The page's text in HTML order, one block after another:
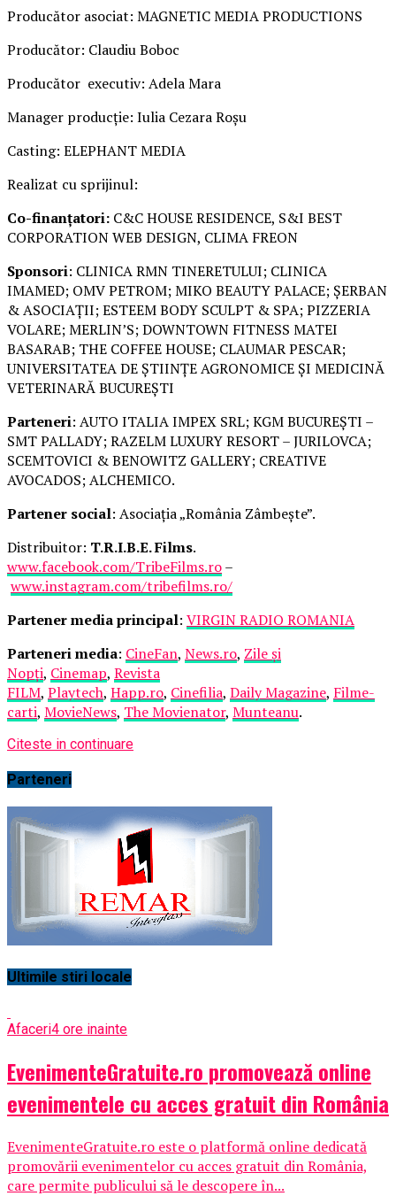
Producător asociat: MAGNETIC MEDIA PRODUCTIONS
Producător: Claudiu Boboc
Producător executiv: Adela Mara
Manager producție: Iulia Cezara Roșu
Casting: ELEPHANT MEDIA
Realizat cu sprijinul:
Co-finanțatori: C&C HOUSE RESIDENCE, S&I BEST
CORPORATION WEB DESIGN, CLIMA FREON
Sponsori: CLINICA RMN TINERETULUI; CLINICA
IMAMED; OMV PETROM; MIKO BEAUTY PALACE; ȘERBAN
& ASOCIAȚII; ESTEEM BODY SCULPT & SPA; PIZZERIA
VOLARE; MERLIN’S; DOWNTOWN FITNESS MATEI
BASARAB; THE COFFEE HOUSE; CLAUMAR PESCAR;
UNIVERSITATEA DE ȘTIINȚE AGRONOMICE ȘI MEDICINĂ
VETERINARĂ BUCUREȘTI
Parteneri: AUTO ITALIA IMPEX SRL; KGM BUCUREȘTI –
SMT PALLADY; RAZELM LUXURY RESORT – JURILOVCA;
SCEMTOVICI & BENOWITZ GALLERY; CREATIVE
AVOCADOS; ALCHEMICO.
Partener social: Asociația „România Zâmbește”.
Distribuitor: T.R.I.B.E. Films.
www.facebook.com/TribeFilms.ro–
www.instagram.com/tribefilms.ro/
Partener media principal: VIRGIN RADIO ROMANIA
Parteneri media: CineFan, News.ro, Zile și
Nopți, Cinemap, Revista
FILM, Playtech, Happ.ro, Cinefilia, Daily Magazine, Filme-
carti, MovieNews, The Movienator, Munteanu.
Citeste in continuare
Parteneri
Ultimile stiri locale
Afaceri4 ore inainte
EvenimenteGratuite.ro promovează online
evenimentele cu acces gratuit din România
EvenimenteGratuite.ro este o platformă online dedicată
promovării evenimentelor cu acces gratuit din România,
care permite publicului să le descopere în...